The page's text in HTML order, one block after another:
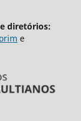
diretórios:
e